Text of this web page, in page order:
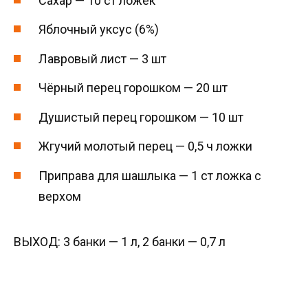
Яблочный уксус (6%)
Лавровый лист — 3 шт
Чёрный перец горошком — 20 шт
Душистый перец горошком — 10 шт
Жгучий молотый перец — 0,5 ч ложки
Приправа для шашлыка — 1 ст ложка с
верхом
ВЫХОД: 3 банки — 1 л, 2 банки — 0,7 л